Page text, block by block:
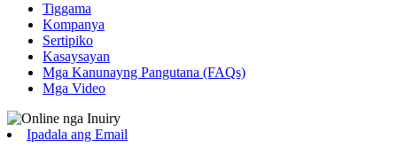
Tiggama
Kompanya
Sertipiko
Kasaysayan
Mga Kanunayng Pangutana (FAQs)
Mga Video
Ipadala ang Email